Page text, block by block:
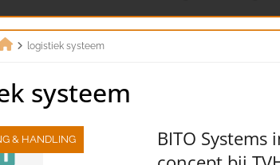
logistiek systeem
systeem
& HANDLING
BITO